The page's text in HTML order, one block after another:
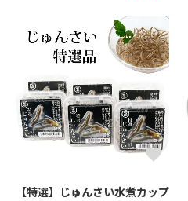
【特選】じゅんさい水煮カップ